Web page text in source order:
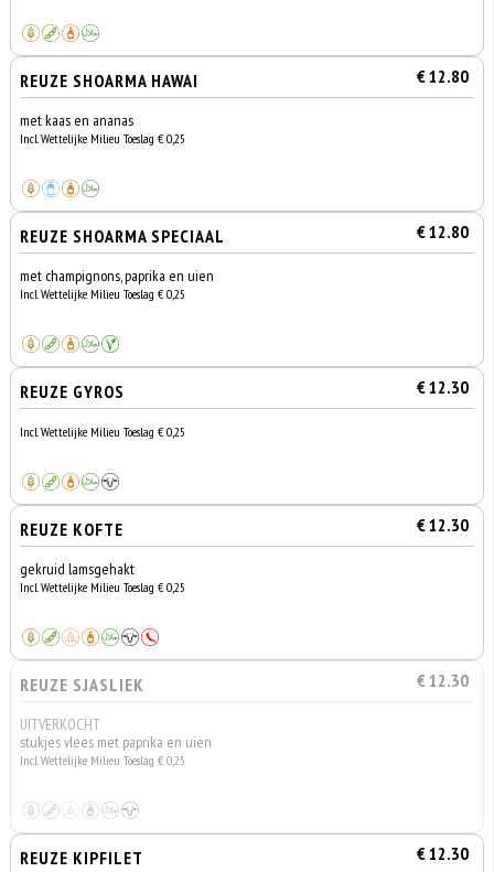
REUZE SHOARMA HAWAI € 12.80
met kaas en ananas
Incl. Wettelijke Milieu Toeslag € 0,25
REUZE SHOARMA SPECIAAL € 12.80
met champignons, paprika en uien
Incl. Wettelijke Milieu Toeslag € 0,25
REUZE GYROS € 12.30
Incl. Wettelijke Milieu Toeslag € 0,25
REUZE KOFTE € 12.30
gekruid lamsgehakt
Incl. Wettelijke Milieu Toeslag € 0,25
REUZE SJASLIEK € 12.30
UITVERKOCHT
stukjes vlees met paprika en uien
Incl. Wettelijke Milieu Toeslag € 0,25
REUZE KIPFILET € 12.30